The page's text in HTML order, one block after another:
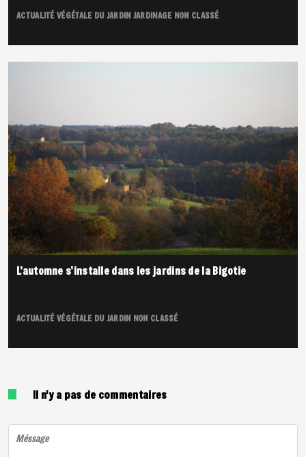
ACTUALITÉ VÉGÉTALE DU JARDINJARDINAGE NON CLASSÉ
L’automne s’installe dans les jardins de la Bigotie
ACTUALITÉ VÉGÉTALE DU JARDIN NON CLASSÉ
Il n'y a pas de commentaires